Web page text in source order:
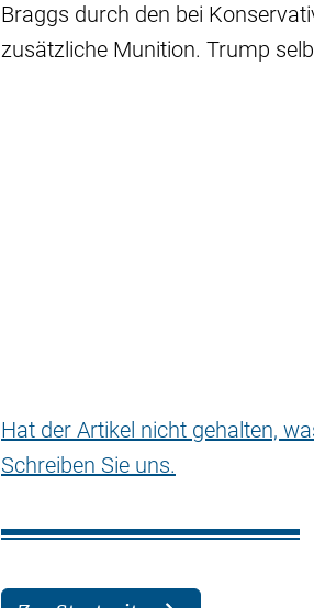
Braggs durch den bei
zusätzliche Munition. Trump
Hat der Artikel nicht gehalten,
Schreiben Sie uns.